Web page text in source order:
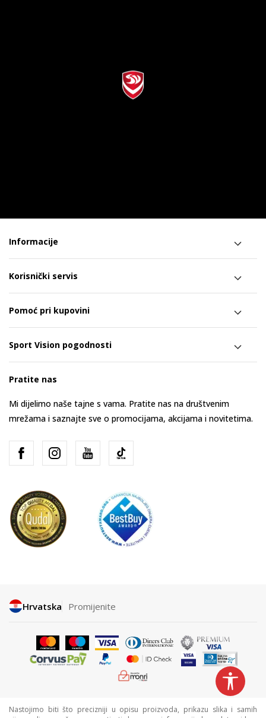
Informacije
Korisnički servis
Pomoć pri kupovini
Sport Vision pogodnosti
Pratite nas
Mi dijelimo naše tajne s vama. Pratite nas na društvenim
mrežama i saznajte sve o promocijama, akcijama i novitetima.
Hrvatska Promijenite
Nastojimo biti što precizniji u opisu proizvoda, prikazu slika i samih